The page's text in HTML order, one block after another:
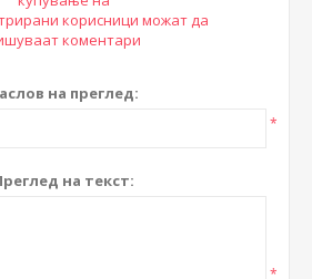
корисници можат да
коментари
на преглед:
*
на текст:
*